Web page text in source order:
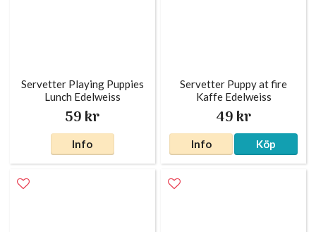
Servetter Playing Puppies
Lunch Edelweiss
59 kr
Info
Servetter Puppy at fire
Kaffe Edelweiss
49 kr
Info Köp